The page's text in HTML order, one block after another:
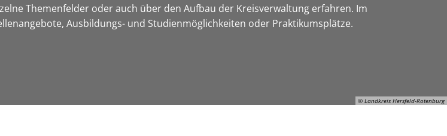
© Landkreis Hersfeld-Rotenburg
Themenfelder oder auch über den Aufbau der Kreisverwaltung erfahren. Im
Ausbildungs- und Studienmöglichkeiten oder Praktikumsplätze.